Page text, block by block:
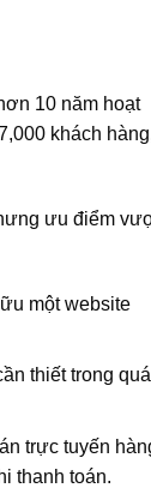
10 năm hoạt
khách
ưu điểm
một website
thiết trong quá
trực tuyến
thanh toán.